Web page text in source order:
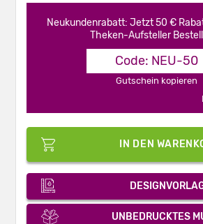
Neukundenrabatt: Jetzt 50 €
Theken-Aufsteller
Code: NEU-50
Gutschein kopieren
IN DEN
UNBEDRUCKTES